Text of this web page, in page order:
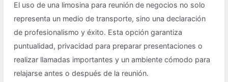
El uso de una limosina para reunión de negocios no solo
representa un medio de transporte, sino una declaración
de profesionalismo y éxito. Esta opción garantiza
puntualidad, privacidad para preparar presentaciones o
realizar llamadas importantes y un ambiente cómodo para
relajarse antes o después de la reunión.